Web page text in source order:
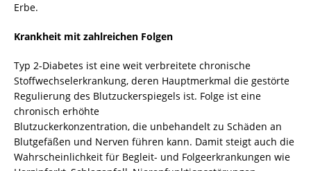
Erbe.
Krankheit mit zahlreichen Folgen
Typ 2-Diabetes ist eine weit verbreitete chronische
Stoffwechselerkrankung, deren Hauptmerkmal die gestörte
Regulierung des Blutzuckerspiegels ist. Folge ist eine
chronisch erhöhte
Blutzuckerkonzentration, die unbehandelt zu Schäden an
Blutgefäßen und Nerven führen kann. Damit steigt auch die
Wahrscheinlichkeit für Begleit- und Folgeerkrankungen wie